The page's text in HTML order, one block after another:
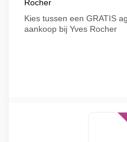
Rocher
Kies tussen een GRATIS
aankoop bij Yves Rocher